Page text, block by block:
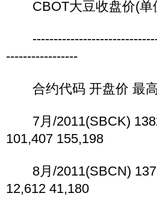
CBOT大豆收盘价(单
-----------------
合约代码 开盘价 最高
7月/2011(SBCK)
101,407 155,198
8月/2011(SBCN)
12,612 41,180